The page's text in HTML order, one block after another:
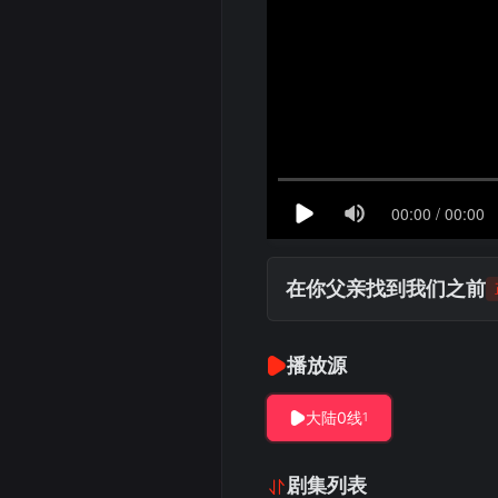
在你父亲找到我们之前
播放源
大陆0线1
剧集列表